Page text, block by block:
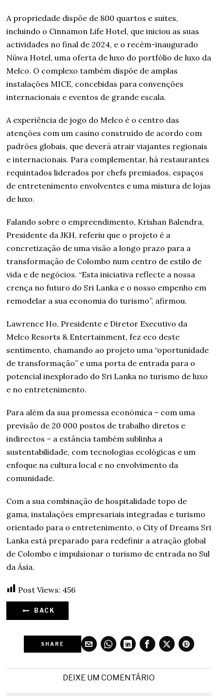
A propriedade dispõe de 800 quartos e suites,
incluindo o Cinnamon Life Hotel, que iniciou as suas
actividades no final de 2024, e o recém-inaugurado
Nüwa Hotel, uma oferta de luxo do portfólio de luxo da
Melco. O complexo também dispõe de amplas
instalações MICE, concebidas para convenções
internacionais e eventos de grande escala.
A experiência de jogo do Melco é o centro das
atenções com um casino construído de acordo com
padrões globais, que deverá atrair viajantes regionais
e internacionais. Para complementar, há restaurantes
requintados liderados por chefs premiados, espaços
de entretenimento envolventes e uma mistura de lojas
de luxo.
Falando sobre o empreendimento, Krishan Balendra,
Presidente da JKH, referiu que o projeto é a
concretização de uma visão a longo prazo para a
transformação de Colombo num centro de estilo de
vida e de negócios. “Esta iniciativa reflecte a nossa
crença no futuro do Sri Lanka e o nosso empenho em
remodelar a sua economia do turismo”, afirmou.
Lawrence Ho, Presidente e Diretor Executivo da
Melco Resorts & Entertainment, fez eco deste
sentimento, chamando ao projeto uma “oportunidade
de transformação” e uma porta de entrada para o
potencial inexplorado do Sri Lanka no turismo de luxo
e no entretenimento.
Para além da sua promessa económica – com uma
previsão de 20 000 postos de trabalho diretos e
indirectos – a estância também sublinha a
sustentabilidade, com tecnologias ecológicas e um
enfoque na cultura local e no envolvimento da
comunidade.
Com a sua combinação de hospitalidade topo de
gama, instalações empresariais integradas e turismo
orientado para o entretenimento, o City of Dreams Sri
Lanka está preparado para redefinir a atração global
de Colombo e impulsionar o turismo de entrada no Sul
da Ásia.
Post Views: 456
BACK
SHARE
DEIXE UM COMENTÁRIO